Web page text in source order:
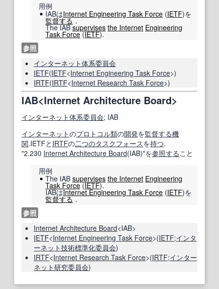
用例
IABはInternet Engineering Task Force (IETF)を
監督する．
The IABsupervises the Internet Engineering
Task Force(IETF).
参照
インターネット体系委員会
IETF(IETF<Internet Engineering Task Force>)
IRTF(IRTF<Internet Research Task Force>)
IAB<Internet Architecture Board>
インターネット体系委員会; IAB
インターネットのプロトコル類の開発を監督する機
関.IETFと IRTFの二つのタスクフォースを持つ.
"2.230 Internet Architecture Board(IAB)"を参照する こと
用例
The IAB supervises the Internet Engineering
Task Force(IETF).
IABはInternet Engineering Task Force (IETF)を
監督する．
参照
Internet Architecture Board<IAB>
IETF<Internet Engineering Task Force>(IETF;インタ
ーネット技術標準化委員会)
IRTF<Internet Research Task Force>(IRTF;インター
ネット研究委員会)